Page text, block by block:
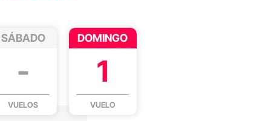
SÁBADO
-
VUELOS
DOMINGO
1
VUELO